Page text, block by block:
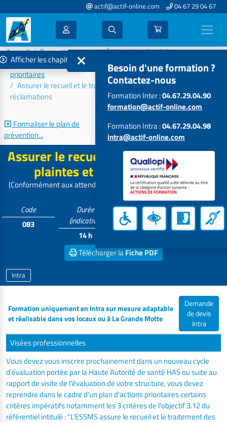
actif@actif-online.com 04 67 29 04 67
Accueil Formations 2026
Évaluation - Qualité
Visite d'évaluation - critères impératifs - plan d'actions
prioritaires
Assurer le recueil et le traitement des plaintes et des
réclamations
Afficher les chapitres
Formaliser le plan de
prévention...
Assurer le recueil et le traitement...
Assurer le recueil et le traitement des
plaintes et des réclamations
(Conformément aux attendus de l'objectif 3.12 du référentiel HAS)
Code
083
Durée
(indicative)
14 h
Tarif
Contactez-
Participants
5 à 15
Télécharger laFiche PDF
Intra
Formation uniquement en Intra sur mesure adaptable
et réalisable dans vos locaux ou à La Grande Motte
Demande
de devis
Intra
Visées professionnelles
Vous devez vous inscrire prochainement dans un nouveau cycle
d'évaluation portée par la Haute Autorité de santé HAS ou suite au
rapport de visite de l'évaluation de votre structure, vous devez
reprendre dans le cadre d'un plan d'actions prioritaires certains
critères impératifs notamment les 3 critères de l'objectif 3.12 du
référentiel intitulé : "L'ESSMS assure le recueil et le traitement des
Besoin d'une formation ?
Contactez-nous
Formation Inter :04.67.29.04.90
formation@actif-online.com
Formation Intra :04.67.29.04.98
intra@actif-online.com